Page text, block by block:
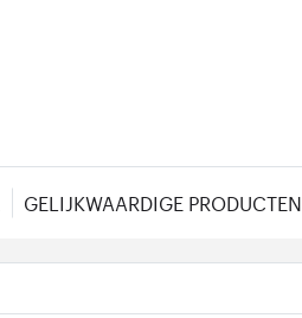
GELIJKWAARDIGE PRODUCTEN